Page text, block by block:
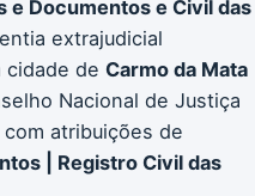
e Documentos e Civil das
extrajudicial
cidade de Carmo da Mata
Nacional de Justiça
com atribuições de
| Registro Civil das